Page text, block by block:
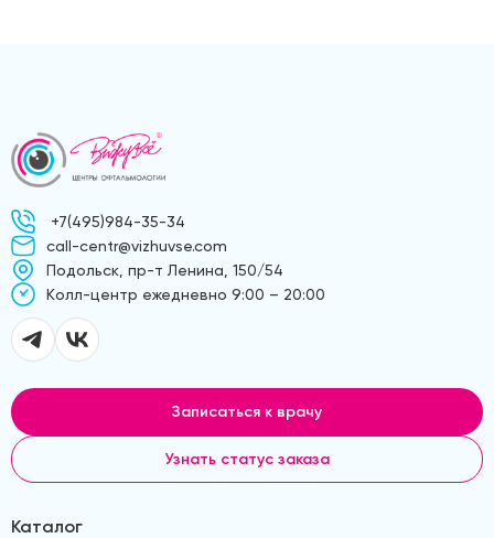
+7(495)984-35-34
call-centr@vizhuvse.com
Подольск, пр-т Ленина, 150/54
Kолл-центр ежедневно 9:00 – 20:00
Записаться к врачу
Узнать статус заказа
Каталог